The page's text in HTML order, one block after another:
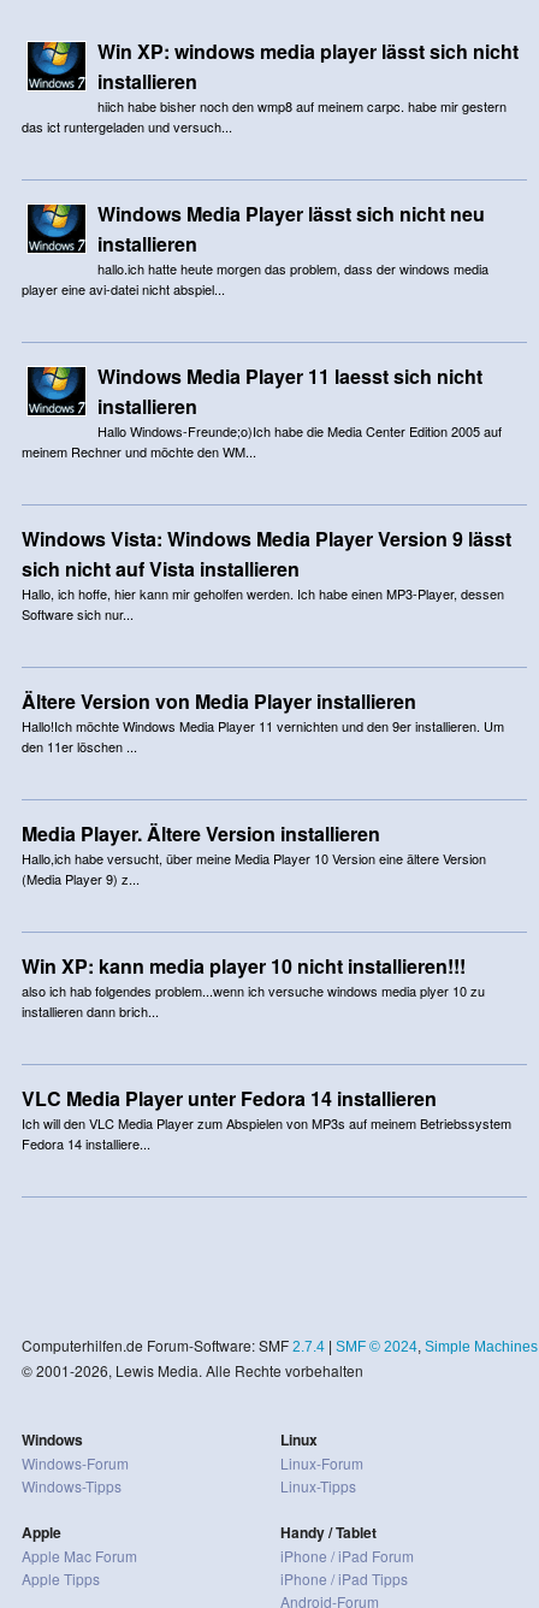
Win XP: windows media player lässt sich nicht
installieren
hiich habe bisher noch den wmp8 auf meinem carpc. habe mir gestern
das ict runtergeladen und versuch...
Windows Media Player lässt sich nicht neu
installieren
hallo.ich hatte heute morgen das problem, dass der windows media
player eine avi-datei nicht abspiel...
Windows Media Player 11 laesst sich nicht
installieren
Hallo Windows-Freunde;o)Ich habe die Media Center Edition 2005 auf
meinem Rechner und möchte den WM...
Windows Vista: Windows Media Player Version 9 lässt
sich nicht auf Vista installieren
Hallo, ich hoffe, hier kann mir geholfen werden. Ich habe einen MP3-Player, dessen
Software sich nur...
Ältere Version von Media Player installieren
Hallo!Ich möchte Windows Media Player 11 vernichten und den 9er installieren. Um
den 11er löschen ...
Media Player. Ältere Version installieren
Hallo,ich habe versucht, über meine Media Player 10 Version eine ältere Version
(Media Player 9) z...
Win XP: kann media player 10 nicht installieren!!!
also ich hab folgendes problem...wenn ich versuche windows media plyer 10 zu
installieren dann brich...
VLC Media Player unter Fedora 14 installieren
Ich will den VLC Media Player zum Abspielen von MP3s auf meinem Betriebssystem
Fedora 14 installiere...
Computerhilfen.de Forum-Software: SMF 2.7.4| SMF © 2024, Simple Machines
© 2001-2026, Lewis Media. Alle Rechte vorbehalten
Windows
Windows-Forum
Windows-Tipps
Apple
Apple Mac Forum
Apple Tipps
Linux
Linux-Forum
Linux-Tipps
Handy / Tablet
iPhone / iPad Forum
iPhone / iPad Tipps
Android-Forum